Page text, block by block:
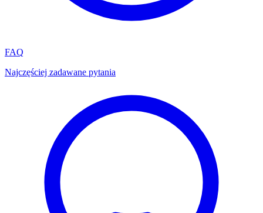
FAQ
Najczęściej zadawane pytania